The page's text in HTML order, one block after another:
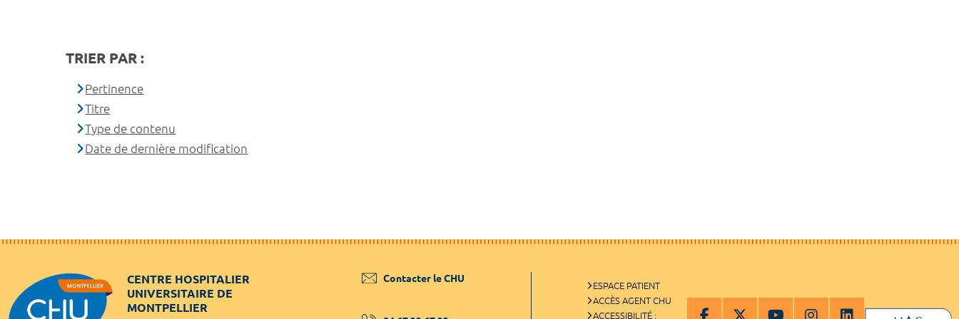
TRIER PAR :
Pertinence
Titre
Type de contenu
Date de dernière modification
CENTRE HOSPITALIER
UNIVERSITAIRE DE
MONTPELLIER
Contacter le CHU
ESPACE PATIENT
ACCÈS AGENT CHU
ACCESSIBILITÉ :